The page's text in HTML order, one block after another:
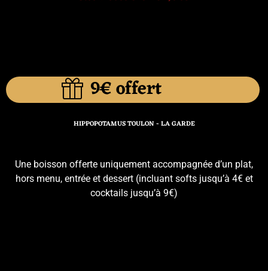
9€ offert
HIPPOPOTAMUS TOULON - LA GARDE
Une boisson offerte uniquement accompagnée d’un plat,
hors menu, entrée et dessert (incluant softs jusqu’à 4€ et
cocktails jusqu’à 9€)